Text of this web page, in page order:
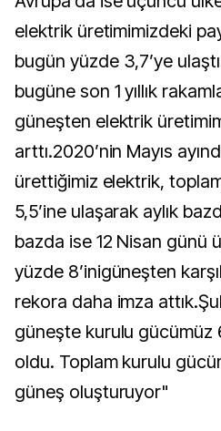
elektrik üretimimizdeki
bugün yüzde 3,7’ye
bugüne son 1 yıllık
güneşten elektrik
arttı.2020’nin Mayıs
ürettiğimiz elektrik,
5,5’ine ulaşarak aylık
bazda ise 12 Nisan günü
yüzde 8’inigüneşten
rekora daha imza
güneşte kurulu gücümüz
oldu. Toplam kurulu
güneş oluşturuyor"